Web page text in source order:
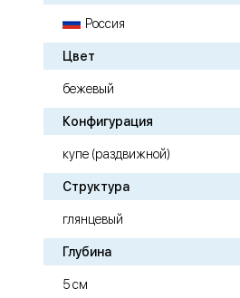
Россия
Цвет
бежевый
Конфигурация
купе (раздвижной)
Структура
глянцевый
Глубина
5 см